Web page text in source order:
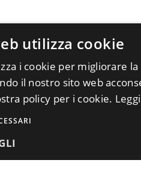
utilizza cookie
i cookie per migliorare
il nostro sito web
policy per i cookie.